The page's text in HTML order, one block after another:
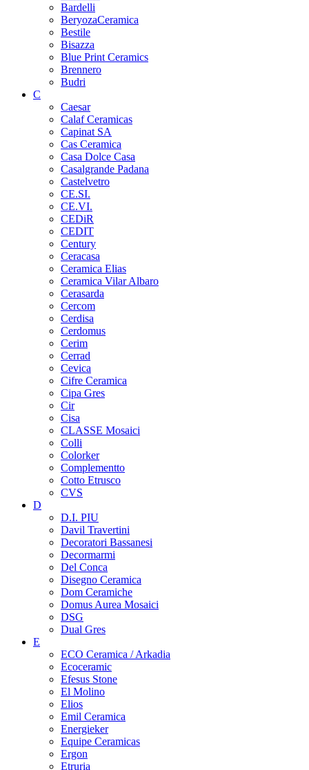
Bardelli
BeryozaCeramica
Bestile
Bisazza
Blue Print Ceramics
Brennero
Budri
C
Caesar
Calaf Ceramicas
Capinat SA
Cas Ceramica
Casa Dolce Casa
Casalgrande Padana
Castelvetro
CE.SI.
CE.VI.
CEDiR
CEDIT
Century
Ceracasa
Ceramica Elias
Ceramica Vilar Albaro
Cerasarda
Cercom
Cerdisa
Cerdomus
Cerim
Cerrad
Cevica
Cifre Ceramica
Cipa Gres
Cir
Cisa
CLASSE Mosaici
Colli
Colorker
Complementto
Cotto Etrusco
CVS
D
D.I. PIU
Davil Travertini
Decoratori Bassanesi
Decormarmi
Del Conca
Disegno Ceramica
Dom Ceramiche
Domus Aurea Mosaici
DSG
Dual Gres
E
ECO Ceramica / Arkadia
Ecoceramic
Efesus Stone
El Molino
Elios
Emil Ceramica
Energieker
Equipe Ceramicas
Ergon
Etruria